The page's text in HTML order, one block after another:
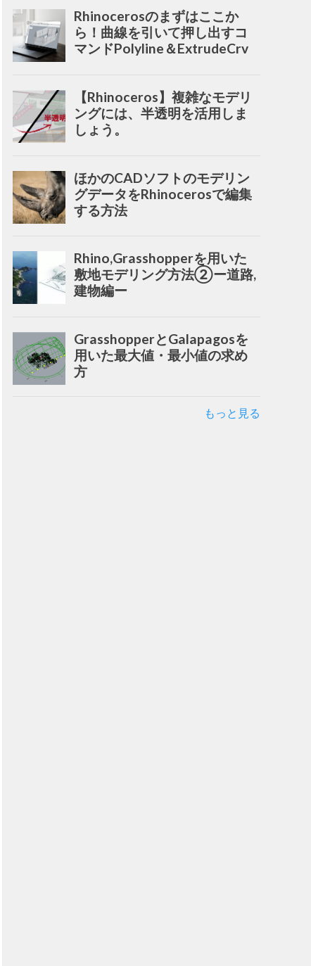
Rhinocerosのまずはここか
ら！曲線を引いて押し出すコ
マンドPolyline＆ExtrudeCrv
【Rhinoceros】複雑なモデリ
ングには、半透明を活用しま
しょう。
ほかのCADソフトのモデリン
グデータをRhinocerosで編集
する方法
Rhino,Grasshopperを用いた
敷地モデリング方法②ー道路,
建物編ー
GrasshopperとGalapagosを
用いた最大値・最小値の求め
方
もっと見る